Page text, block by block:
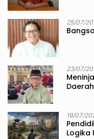
25/07/
23/07/
19/07/
Logika